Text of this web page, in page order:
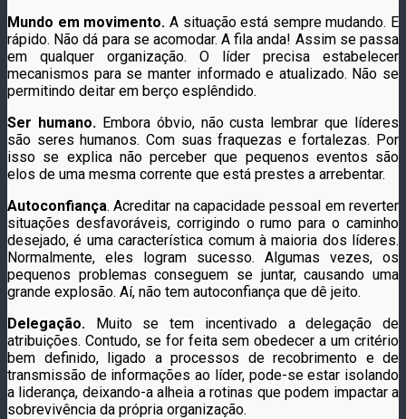
Mundo em movimento. A situação está sempre mudando. E
rápido. Não dá para se acomodar. A fila anda! Assim se passa
em qualquer organização. O líder precisa estabelecer
mecanismos para se manter informado e atualizado. Não se
permitindo deitar em berço esplêndido.
Ser humano. Embora óbvio, não custa lembrar que líderes
são seres humanos. Com suas fraquezas e fortalezas. Por
isso se explica não perceber que pequenos eventos são
elos de uma mesma corrente que está prestes a arrebentar.
Autoconfiança. Acreditar na capacidade pessoal em reverter
situações desfavoráveis, corrigindo o rumo para o caminho
desejado, é uma característica comum à maioria dos líderes.
Normalmente, eles logram sucesso. Algumas vezes, os
pequenos problemas conseguem se juntar, causando uma
grande explosão. Aí, não tem autoconfiança que dê jeito.
Delegação. Muito se tem incentivado a delegação de
atribuições. Contudo, se for feita sem obedecer a um critério
bem definido, ligado a processos de recobrimento e de
transmissão de informações ao líder, pode-se estar isolando
a liderança, deixando-a alheia a rotinas que podem impactar a
sobrevivência da própria organização.